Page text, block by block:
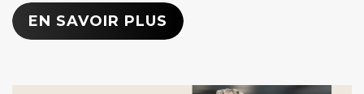
EN SAVOIR PLUS